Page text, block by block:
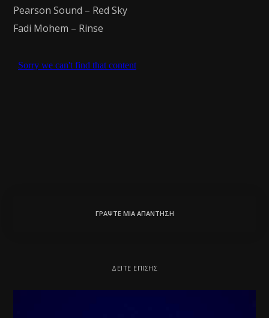
Pearson Sound – Red Sky
Fadi Mohem – Rinse
ΓΡΆΨΤΕ ΜΙΑ ΑΠΆΝΤΗΣΗ
ΔΕΊΤΕ ΕΠΊΣΗΣ